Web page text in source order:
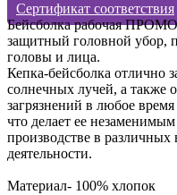
Сертификат соответствия
Бейсболка рабочая ПРОМО
защитный головной убор,
головы и лица.
Кепка-бейсболка отлично
солнечных лучей, а также
загрязнений в любое время
что делает ее
производстве в различных
деятельности.
Материал- 100% хлопок